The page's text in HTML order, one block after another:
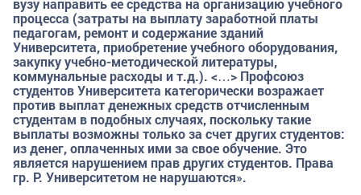
вузу направить ее средства на организацию учебного
процесса (затраты на выплату заработной платы
педагогам, ремонт и содержание зданий
Университета, приобретение учебного оборудования,
закупку учебно-методической литературы,
коммунальные расходы и т.д.). <…> Профсоюз
студентов Университета категорически возражает
против выплат денежных средств отчисленным
студентам в подобных случаях, поскольку такие
выплаты возможны только за счет других студентов:
из денег, оплаченных ими за свое обучение. Это
является нарушением прав других студентов. Права
гр. Р. Университетом не нарушаются».